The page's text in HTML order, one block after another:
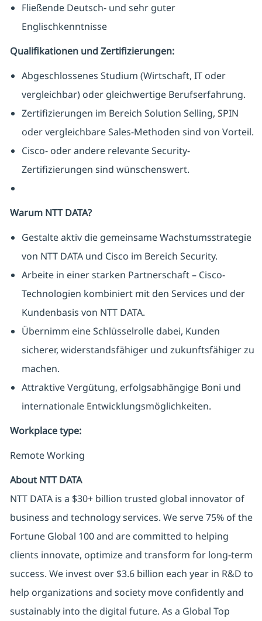
Fließende Deutsch- und sehr guter
Englischkenntnisse
Qualifikationen und Zertifizierungen:
Abgeschlossenes Studium (Wirtschaft, IT oder
vergleichbar) oder gleichwertige Berufserfahrung.
Zertifizierungen im Bereich Solution Selling, SPIN
oder vergleichbare Sales-Methoden sind von Vorteil.
Cisco- oder andere relevante Security-
Zertifizierungen sind wünschenswert.
Warum NTT DATA?
Gestalte aktiv die gemeinsame Wachstumsstrategie
von NTT DATA und Cisco im Bereich Security.
Arbeite in einer starken Partnerschaft – Cisco-
Technologien kombiniert mit den Services und der
Kundenbasis von NTT DATA.
Übernimm eine Schlüsselrolle dabei, Kunden
sicherer, widerstandsfähiger und zukunftsfähiger zu
machen.
Attraktive Vergütung, erfolgsabhängige Boni und
internationale Entwicklungsmöglichkeiten.
Workplace type:
Remote Working
About NTT DATA
NTT DATA is a $30+ billion trusted global innovator of
business and technology services. We serve 75% of the
Fortune Global 100 and are committed to helping
clients innovate, optimize and transform for long-term
success. We invest over $3.6 billion each year in R&D to
help organizations and society move confidently and
sustainably into the digital future. As a Global Top